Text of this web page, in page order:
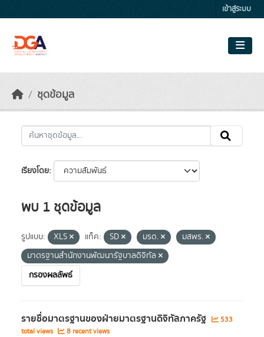
เข้าสู่ระบบ
ชุดข้อมูล
เรียงโดย
พบ 1 ชุดข้อมูล
รูปแบบ: XLS แท็ค: SD มรด.
มสพร.
มาตรฐานสำนักงานพัฒนารัฐบาลดิจิทัล
กรองผลลัพธ์
รายชื่อมาตรฐานของฝ่ายมาตรฐานดิจิทัลภาครัฐ
533
total views
8 recent views